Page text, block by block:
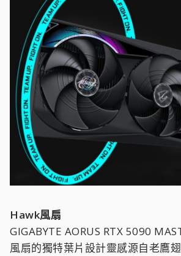
Hawk風扇
GIGABYTE AORUS RTX 5090
風扇的獨特葉片設計靈感源自老鷹